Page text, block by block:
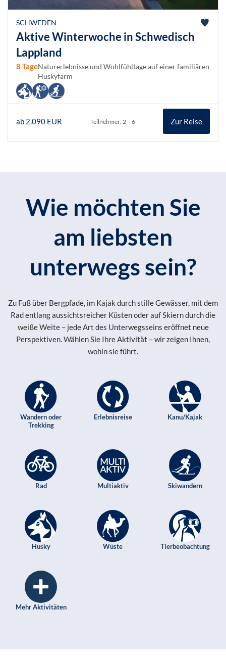
SCHWEDEN
Aktive Winterwoche in Schwedisch
Lappland
8 TageNaturerlebnisse und Wohlfühltage auf einer familiären
Huskyfarm
ab 2.090 EUR Teilnehmer: 2 – 6 Zur Reise
Wie möchten Sie
am liebsten
unterwegs sein?
Zu Fuß über Bergpfade, im Kajak durch stille Gewässer, mit dem
Rad entlang aussichtsreicher Küsten oder auf Skiern durch die
weiße Weite – jede Art des Unterwegsseins eröffnet neue
Perspektiven. Wählen Sie Ihre Aktivität – wir zeigen Ihnen,
wohin sie führt.
Wandern oder
Trekking
Erlebnisreise Kanu/Kajak
Rad Multiaktiv Skiwandern
Husky Wüste Tierbeobachtung
Mehr Aktivitäten